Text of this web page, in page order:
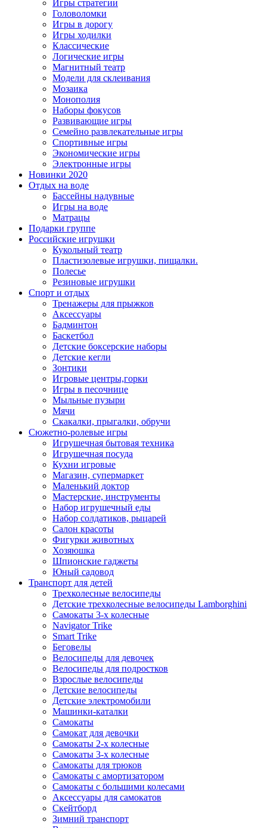
Игры стратегии
Головоломки
Игры в дорогу
Игры ходилки
Классические
Логические игры
Магнитный театр
Модели для склеивания
Мозаика
Монополия
Наборы фокусов
Развивающие игры
Семейно развлекательные игры
Спортивные игры
Экономические игры
Электронные игры
Новинки 2020
Отдых на воде
Бассейны надувные
Игры на воде
Матрацы
Подарки группе
Российские игрушки
Кукольный театр
Пластизолевые игрушки, пищалки.
Полесье
Резиновые игрушки
Спорт и отдых
Тренажеры для прыжков
Аксессуары
Бадминтон
Баскетбол
Детские боксерские наборы
Детские кегли
Зонтики
Игровые центры,горки
Игры в песочнице
Мыльные пузыри
Мячи
Скакалки, прыгалки, обручи
Сюжетно-ролевые игры
Игрушечная бытовая техника
Игрушечная посуда
Кухни игровые
Магазин, супермаркет
Маленький доктор
Мастерские, инструменты
Набор игрушечный еды
Набор солдатиков, рыцарей
Салон красоты
Фигурки животных
Хозяюшка
Шпионские гаджеты
Юный садовод
Транспорт для детей
Трехколесные велосипеды
Детские трехколесные велосипеды Lamborghini
Самокаты 3-х колесные
Navigator Trike
Smart Trike
Беговелы
Велосипеды для девочек
Велосипеды для подростков
Взрослые велосипеды
Детские велосипеды
Детские электромобили
Машинки-каталки
Самокаты
Самокат для девочки
Самокаты 2-х колесные
Самокаты 3-х колесные
Самокаты для трюков
Самокаты с амортизатором
Самокаты с большими колесами
Аксессуары для самокатов
Скейтборд
Зимний транспорт